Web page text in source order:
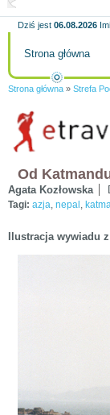
Dziś jest 06.08.2026
Strona główna
Strona główna » Strefa
Od
Agata Kozłowska
Tagi: azja, nepal ,
Ilustracja wywiadu